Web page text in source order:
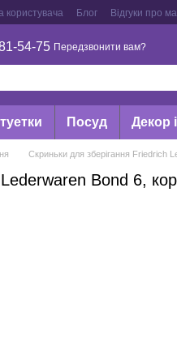
користувача Блог Відгуки про
54-75 Передзвонити вам?
Посуд Декор
Скриньки для зберігання Friedrich
Bond 6,